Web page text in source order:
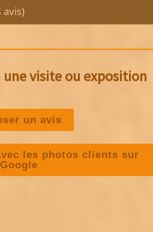
avis)
visite ou exposition
un avis
les photos clients sur
Google